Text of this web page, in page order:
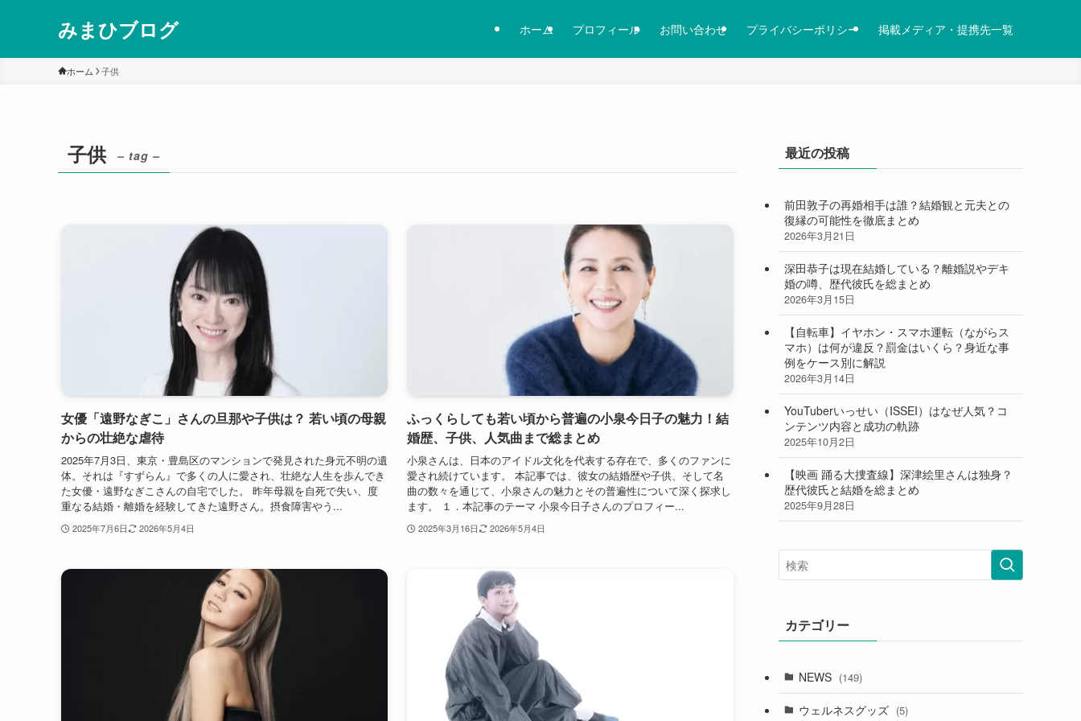
みまひブログ ホーム プロフィール お問い合わせ プライバシーポリシー 掲載メディア・提携先一覧
ホーム 子供
子供 – tag –
女優「遠野なぎこ」さんの旦那や子供は？ 若い頃の母親
からの壮絶な虐待
2025年7月3日、東京・豊島区のマンションで発見された身元不明の遺
体。それは『すずらん』で多くの人に愛され、壮絶な人生を歩んでき
た女優・遠野なぎこさんの自宅でした。 昨年母親を自死で失い、度
重なる結婚・離婚を経験してきた遠野さん。摂食障害やう...
2025年7月6日 2026年5月4日
ふっくらしても若い頃から普遍の小泉今日子の魅力！結
婚歴、子供、人気曲まで総まとめ
小泉さんは、日本のアイドル文化を代表する存在で、多くのファンに
愛され続けています。 本記事では、彼女の結婚歴や子供、そして名
曲の数々を通じて、小泉さんの魅力とその普遍性について深く探求し
ます。 １．本記事のテーマ 小泉今日子さんのプロフィー...
2025年3月16日 2026年5月4日
最近の投稿
前田敦子の再婚相手は誰？結婚観と元夫との
復縁の可能性を徹底まとめ
2026年3月21日
深田恭子は現在結婚している？離婚説やデキ
婚の噂、歴代彼氏を総まとめ
2026年3月15日
【自転車】イヤホン・スマホ運転（ながらス
マホ）は何が違反？罰金はいくら？身近な事
例をケース別に解説
2026年3月14日
YouTuberいっせい（ISSEI）はなぜ人気？コ
ンテンツ内容と成功の軌跡
2025年10月2日
【映画 踊る大捜査線】深津絵里さんは独身？
歴代彼氏と結婚を総まとめ
2025年9月28日
カテゴリー
NEWS (149)
ウェルネスグッズ (5)